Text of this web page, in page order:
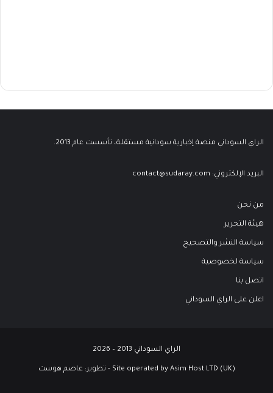
الراي السوداني منصة إخبارية سودانية مستقلة، تأسست عام 2013.
البريد الإلكتروني: contact@sudaray.com
من نحن
هيئة التحرير
سياسة النشر والتصحيح
سياسة لخصوصية
اتصل بنا
اعلن على الراي السوداني
الراي السوداني 2013 – 2026
Site operated by Asim Host LTD (UK) - تطوير: عاصم هوست